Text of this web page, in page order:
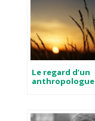
Le regard d’un
anthropologue